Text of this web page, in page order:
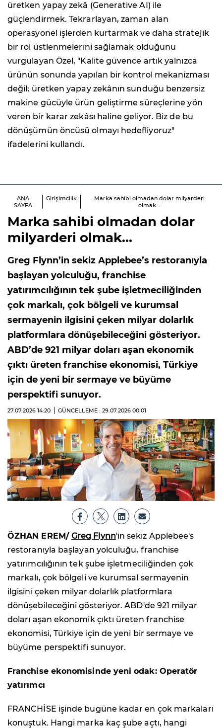
üretken yapay zekâ (Generative AI) ile
güçlendirmek. Tekrarlayan, zaman alan
operasyonel işlerden kurtarmak ve daha stratejik
bir rol üstlenmelerini sağlamak olduğunu
vurgulayan Özel, "Kalite güvence artık yalnızca
ürünün sonunda yapılan bir kontrol mekanizması
değil; üretken yapay zekânın sunduğu benzersiz
makine gücüyle ürün geliştirme süreçlerine yön
veren bir karar zekâsı haline geliyor. Biz de bu
dönüşümün öncüsü olmayı hedefliyoruz"
ifadelerini kullandı.
ANA
SAYFA
Girişimcilik
Marka sahibi olmadan dolar milyarderi
olmak...
Marka sahibi olmadan dolar
milyarderi olmak...
Greg Flynn’in sekiz Applebee’s restoranıyla
başlayan yolculuğu, franchise
yatırımcılığının tek şube işletmeciliğinden
çok markalı, çok bölgeli ve kurumsal
sermayenin ilgisini çeken milyar dolarlık
platformlara dönüşebileceğini gösteriyor.
ABD’de 921 milyar doları aşan ekonomik
çıktı üreten franchise ekonomisi, Türkiye
için de yeni bir sermaye ve büyüme
perspektifi sunuyor.
27.07.2026 14:20 GÜNCELLEME : 29.07.2026 00:01
ÖZHAN EREM/ Greg Flynn'in sekiz Applebee's
restoranıyla başlayan yolculuğu, franchise
yatırımcılığının tek şube işletmeciliğinden çok
markalı, çok bölgeli ve kurumsal sermayenin
ilgisini çeken milyar dolarlık platformlara
dönüşebileceğini gösteriyor. ABD'de 921 milyar
doları aşan ekonomik çıktı üreten franchise
ekonomisi, Türkiye için de yeni bir sermaye ve
büyüme perspektifi sunuyor.
Franchise ekonomisinde yeni odak: Operatör
yatırımcı
FRANCHİSE işinde bugüne kadar en çok markaları
konuştuk. Hangi marka kaç şube açtı, hangi